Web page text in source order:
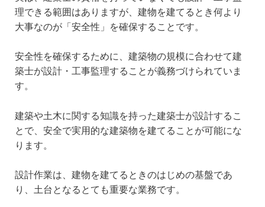
理できる範囲はありますが、建物を建てるとき何より
大事なのが「安全性」を確保することです。
安全性を確保するために、建築物の規模に合わせて建
築士が設計・工事監理することが義務づけられていま
す。
建築や土木に関する知識を持った建築士が設計するこ
とで、安全で実用的な建築物を建てることが可能にな
ります。
設計作業は、建物を建てるときのはじめの基盤であ
り、土台となるとても重要な業務です。